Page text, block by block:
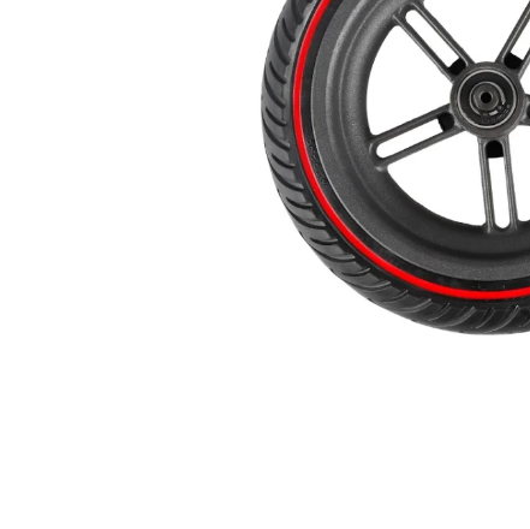
elektrokoloběžka inokim ox super 23ah lg
47 990 Kč